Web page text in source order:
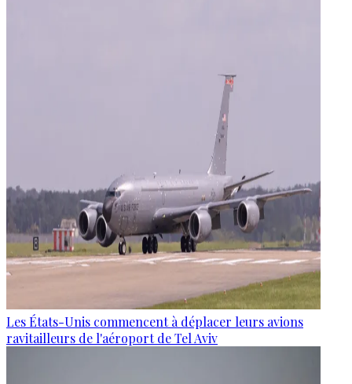
Les États-Unis commencent à déplacer leurs avions
ravitailleurs de l'aéroport de Tel Aviv